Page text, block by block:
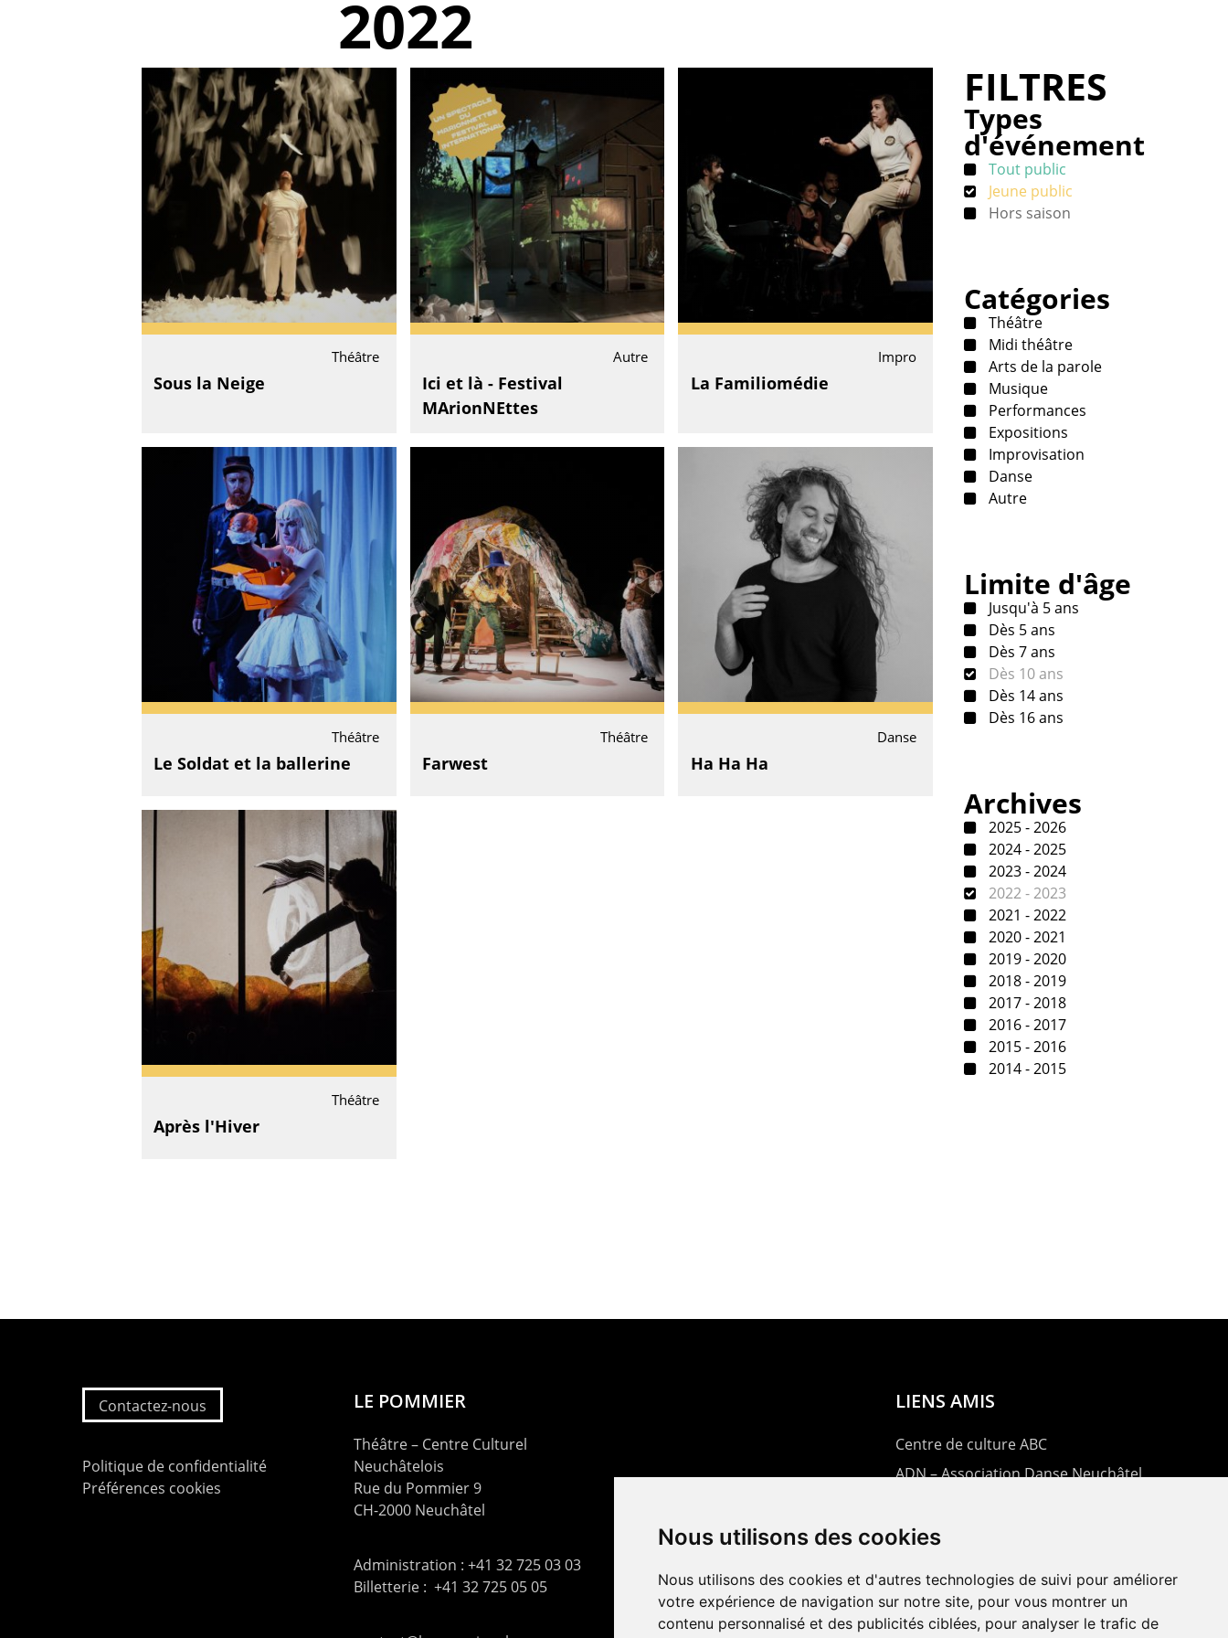
Nous utilisons des cookies
Nous utilisons des cookies et d'autres technologies de suivi pour améliorer
votre expérience de navigation sur notre site, pour vous montrer un
contenu personnalisé et des publicités ciblées, pour analyser le trafic de
2022
Théâtre
Sous la Neige
Autre
Ici et là - Festival
MArionNEttes
Impro
La Familiomédie
Théâtre
Le Soldat et la ballerine
Théâtre
Farwest
Danse
Ha Ha Ha
Théâtre
Après l'Hiver
FILTRES
Types
d'événement
Tout public
Jeune public
Hors saison
Catégories
Théâtre
Midi théâtre
Arts de la parole
Musique
Performances
Expositions
Improvisation
Danse
Autre
Limite d'âge
Jusqu'à 5 ans
Dès 5 ans
Dès 7 ans
Dès 10 ans
Dès 14 ans
Dès 16 ans
Archives
2025 - 2026
2024 - 2025
2023 - 2024
2022 - 2023
2021 - 2022
2020 - 2021
2019 - 2020
2018 - 2019
2017 - 2018
2016 - 2017
2015 - 2016
2014 - 2015
Contactez-nous
Politique de confidentialité
Préférences cookies
LE POMMIER
Théâtre – Centre Culturel
Neuchâtelois
Rue du Pommier 9
CH-2000 Neuchâtel
Administration : +41 32 725 03 03
Billetterie : +41 32 725 05 05
LIENS AMIS
Centre de culture ABC
ADN – Association Danse Neuchâtel